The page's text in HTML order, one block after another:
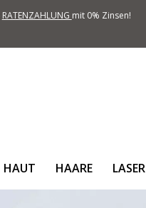
RATENZAHLUNG mit 0% Zinsen!
HAUT HAARE LASER